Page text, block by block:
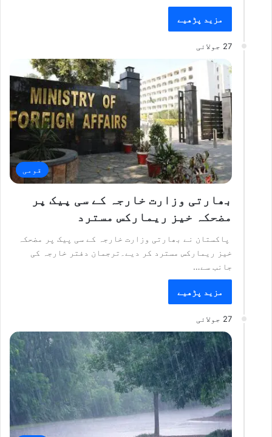
مزید پڑھیے
27 جولائی
قومی
بھارتی وزارت خارجہ کے سی پیک پر
مضحکہ خیز ریمارکس مسترد
پاکستان نے بھارتی وزارت خارجہ کے سی پیک پر مضحکہ
خیز ریمارکس مسترد کر دیے۔ترجمان دفتر خارجہ کی
جانب سے…
مزید پڑھیے
27 جولائی